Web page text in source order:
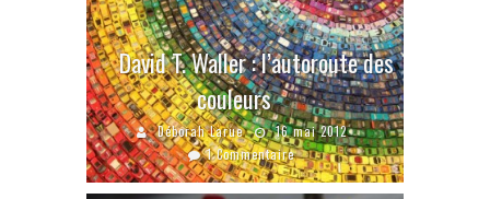
David T. Waller : l’autoroute des
couleurs
Déborah Larue
16 mai 2012
1 Commentaire